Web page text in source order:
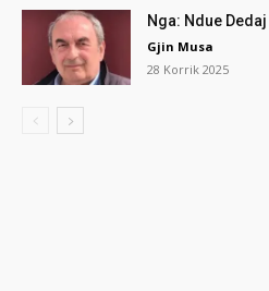
Nga: Ndue Dedaj
Gjin Musa
28 Korrik 2025